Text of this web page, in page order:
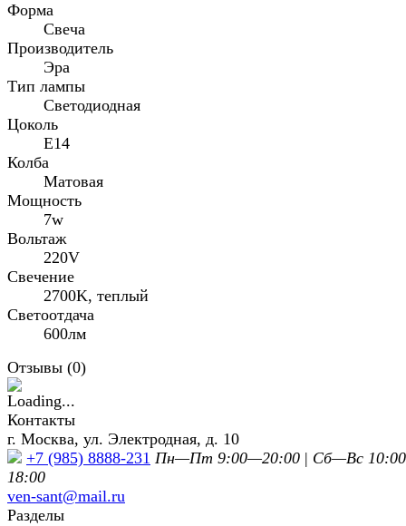
Форма
Свеча
Производитель
Эра
Тип лампы
Светодиодная
Цоколь
E14
Колба
Матовая
Мощность
7w
Вольтаж
220V
Свечение
2700K, теплый
Светоотдача
600лм
Отзывы (0)
Контакты
г. Москва, ул. Электродная, д. 10
+7 (985) 8888-231 Пн—Пт 9:00—20:00 | Сб—Вс
18:00
ven-sant@mail.ru
Разделы